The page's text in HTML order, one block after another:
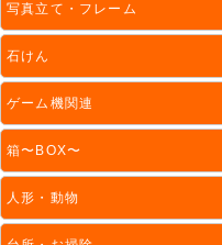
写真立て・フレーム
石けん
ゲーム機関連
箱〜BOX〜
人形・動物